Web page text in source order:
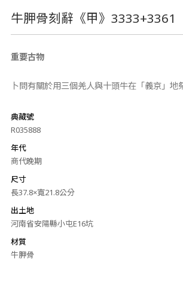
牛胛骨刻辭《甲》3333+3361
重要古物
卜問有關於用三個羌人與十頭牛在「義京」地
典藏號
R035888
年代
商代晚期
尺寸
長37.8×寬21.8公分
出土地
河南省安陽縣小屯E16坑
材質
牛胛骨